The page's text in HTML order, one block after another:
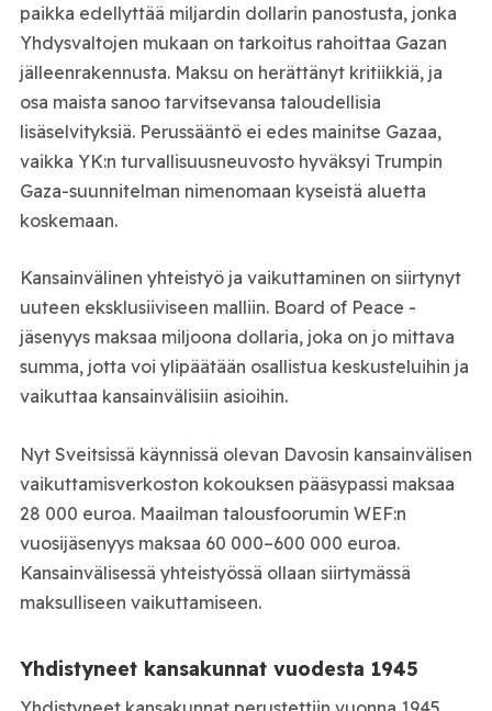
paikka edellyttää miljardin dollarin panostusta, jonka
Yhdysvaltojen mukaan on tarkoitus rahoittaa Gazan
jälleenrakennusta. Maksu on herättänyt kritiikkiä, ja
osa maista sanoo tarvitsevansa taloudellisia
lisäselvityksiä. Perussääntö ei edes mainitse Gazaa,
vaikka YK:n turvallisuusneuvosto hyväksyi Trumpin
Gaza-suunnitelman nimenomaan kyseistä aluetta
koskemaan.
Kansainvälinen yhteistyö ja vaikuttaminen on siirtynyt
uuteen eksklusiiviseen malliin. Board of Peace -
jäsenyys maksaa miljoona dollaria, joka on jo mittava
summa, jotta voi ylipäätään osallistua keskusteluihin ja
vaikuttaa kansainvälisiin asioihin.
Nyt Sveitsissä käynnissä olevan Davosin kansainvälisen
vaikuttamisverkoston kokouksen pääsypassi maksaa
28 000 euroa. Maailman talousfoorumin WEF:n
vuosijäsenyys maksaa 60 000–600 000 euroa.
Kansainvälisessä yhteistyössä ollaan siirtymässä
maksulliseen vaikuttamiseen.
Yhdistyneet kansakunnat vuodesta 1945